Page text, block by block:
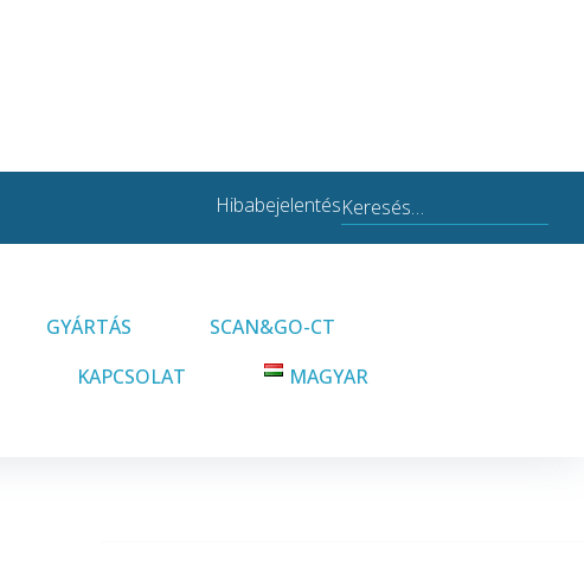
HibabejelentésSearch
GYÁRTÁS
SCAN&GO-CT
KAPCSOLAT MAGYAR